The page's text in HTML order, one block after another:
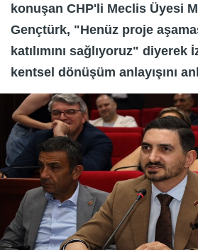
konuşan CHP'li Meclis Üyesi
Gençtürk, "Henüz proje
katılımını sağlıyoruz"
kentsel dönüşüm anlayışını